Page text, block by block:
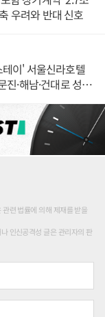
우려와 반대 신호
이' 서울신라호텔
진·해남·건대로 성
련 법률에 의해 제재를 받을
인신공격성 글은 관리자의 판